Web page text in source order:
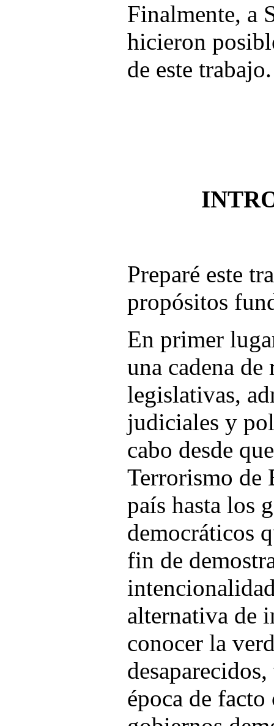
Finalmente, a
hicieron
de este trabajo.
Preparé este
propósitos
En primer
una cadena de
legislativas,
judiciales y
cabo desde
Terrorismo de
país hasta los
democráticos
fin de
alternativa de
conocer la
época de